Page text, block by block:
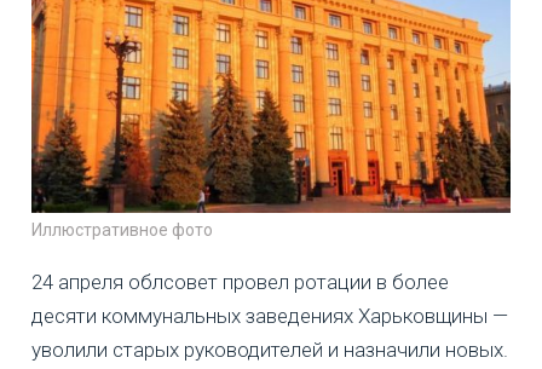
Иллюстративное фото
24 апреля облсовет провел ротации в более
десяти коммунальных заведениях Харьковщины —
уволили старых руководителей и назначили новых.